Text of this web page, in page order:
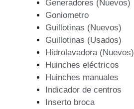
Generadores (Nuevos)
Goniometro
Guillotinas (Nuevos)
Guillotinas (Usados)
Hidrolavadora (Nuevos)
Huinches eléctricos
Huinches manuales
Indicador de centros
Inserto broca